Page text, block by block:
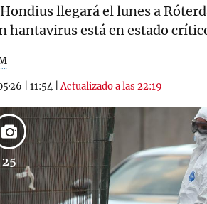
llegará el lunes a
hantavirus está en estado
11:54 |Actualizado a las 22:19
25